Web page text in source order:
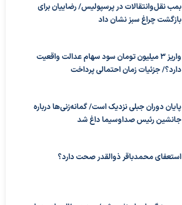
بمب نقل‌وانتقالات در پرسپولیس/ رضاییان برای
بازگشت چراغ سبز نشان داد
واریز ۳ میلیون تومان سود سهام عدالت واقعیت
دارد؟/ جزئیات زمان احتمالی پرداخت
پایان دوران جبلی نزدیک است/ گمانه‌زنی‌ها درباره
جانشین رئیس صداوسیما داغ شد
استعفای محمدباقر ذوالقدر صحت دارد؟